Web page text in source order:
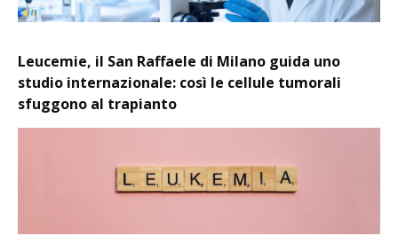
Leucemie, il San Raffaele di Milano guida uno
studio internazionale: così le cellule tumorali
sfuggono al trapianto